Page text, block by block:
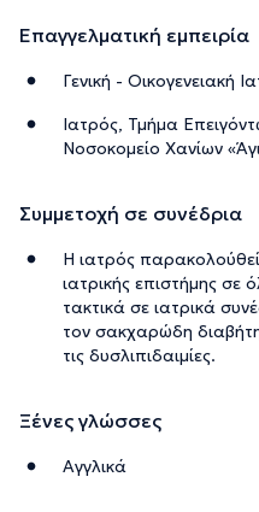
Επαγγελματική εμπειρία
Γενική - Οικογενειακή
Ιατρός, Τμήμα
Νοσοκομείο Χανίων
Συμμετοχή σε συνέδρια
Η ιατρός παρακολούθεί
ιατρικής επιστήμης σε
τακτικά σε ιατρικά
τον σακχαρώδη
τις δυσλιπιδαιμίες.
Ξένες γλώσσες
Αγγλικά